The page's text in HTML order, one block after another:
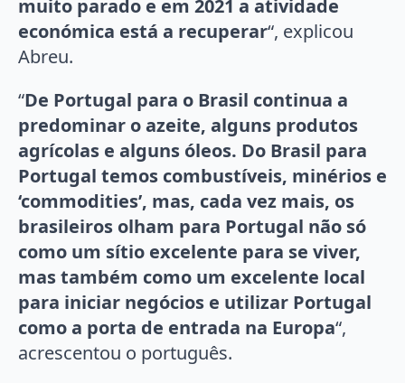
muito parado e em 2021 a atividade
económica está a recuperar“, explicou
Abreu.
“De Portugal para o Brasil continua a
predominar o azeite, alguns produtos
agrícolas e alguns óleos. Do Brasil para
Portugal temos combustíveis, minérios e
‘commodities’, mas, cada vez mais, os
brasileiros olham para Portugal não só
como um sítio excelente para se viver,
mas também como um excelente local
para iniciar negócios e utilizar Portugal
como a porta de entrada na Europa“,
acrescentou o português.